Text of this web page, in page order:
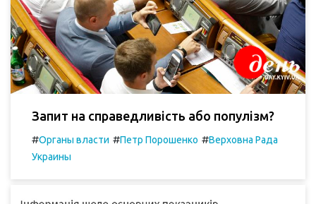
Запит на справедливість або популізм?
#Органы власти #Петр Порошенко #Верховна Рада
Украины